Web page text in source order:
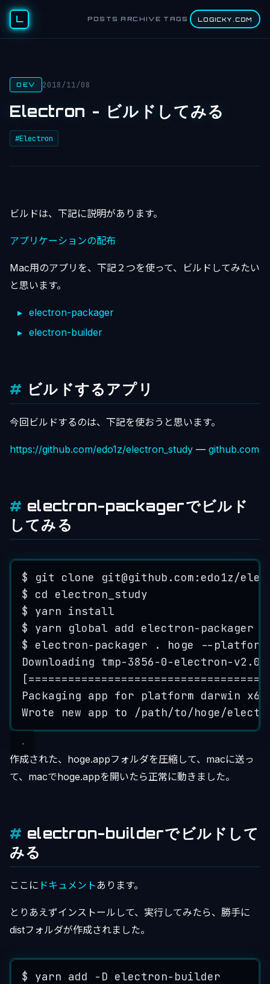
L POSTS ARCHIVE TAGS LOGICKY.COM
DEV 2018/11/08
Electron - ビルドしてみる
#Electron
ビルドは、下記に説明があります。
アプリケーションの配布
Mac用のアプリを、下記２つを使って、ビルドしてみたい
と思います。
electron-packager
electron-builder
ビルドするアプリ
今回ビルドするのは、下記を使おうと思います。
https://github.com/edo1z/electron_study — github.com
electron-packagerでビルド
してみる
$ git clone git@github.com :edo1z/
$ cd electron_study
$ yarn install
$ yarn global add electron-packager
$ electron-packager . hoge --
Downloading tmp-3856-0-electron-
Packaging app for platform darwin
Wrote new app to /path/to/hoge/
作成された、hoge.appフォルダを圧縮して、macに送っ
て、macでhoge.appを開いたら正常に動きました。
electron-builderでビルドして
みる
ここに ドキュメント あります。
とりあえずインストールして、実行してみたら、勝手に
distフォルダが作成されました。
$ yarn add -D electron-builder